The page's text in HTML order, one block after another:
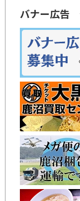
バナー広告